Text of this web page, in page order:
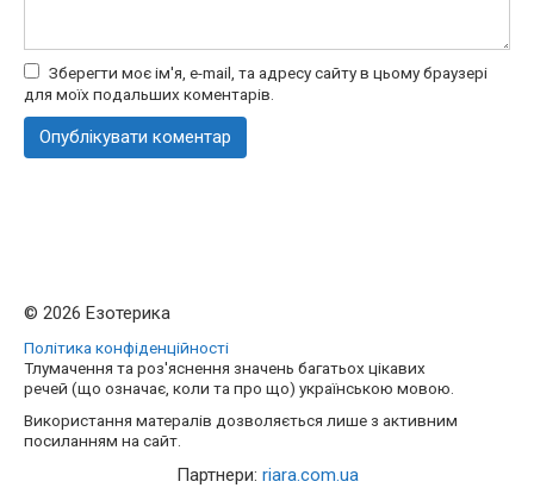
Зберегти моє ім'я, e-mail, та адресу сайту в цьому браузері
для моїх подальших коментарів.
© 2026 Езотерика
Політика конфіденційності
Тлумачення та роз'яснення значень багатьох цікавих
речей (що означає, коли та про що) українською мовою.
Використання матералів дозволяється лише з активним
посиланням на сайт.
Партнери: riara.com.ua